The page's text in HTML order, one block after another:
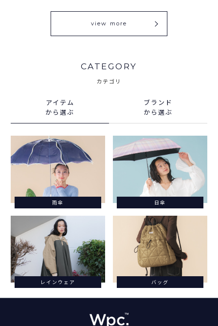
view more
CATEGORY
カテゴリ
アイテム
から選ぶ
ブランド
から選ぶ
雨傘 日傘
レインウェア バッグ